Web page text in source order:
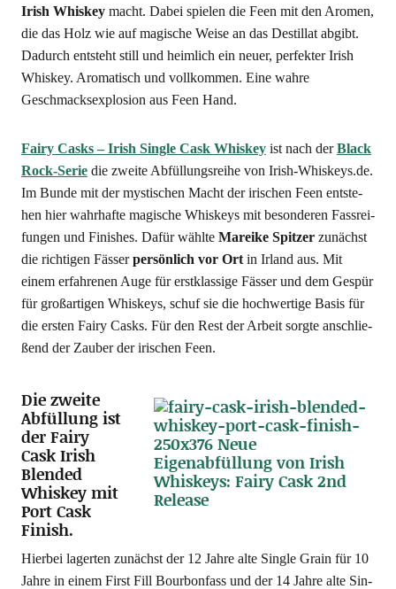
Irish Whis­keymacht. Dabei spie­len die Feen mit den Aro­men,
die das Holz wie auf magi­sche Wei­se an das Destil­lat abgibt.
Dadurch ent­steht still und heim­lich ein neu­er, per­fek­ter Irish
Whis­key. Aro­ma­tisch und voll­kom­men. Eine wah­re
Geschmacks­explo­si­on aus Feen Hand.
Fairy Casks – Irish Sin­gle Cask Whis­keyist nach derBlack
Rock-Seriedie zwei­te Abfül­lungs­rei­he von Irish-Whiskeys.de.
Im Bun­de mit der mys­ti­schen Macht der iri­schen Feen ent­ste­
hen hier wahr­haf­te magi­sche Whis­keys mit beson­de­ren Fass­rei­
fun­gen und Finis­hes. Dafür wähl­te Marei­ke Spit­zerzunächst
die rich­ti­gen Fäs­serper­sön­lich vor Ortin Irland aus. Mit
einem erfah­re­nen Auge für erst­klas­si­ge Fäs­ser und dem Gespür
für groß­ar­ti­gen Whis­keys, schuf sie die hoch­wer­ti­ge Basis für
die ers­ten Fairy Casks. Für den Rest der Arbeit sorg­te anschlie­
ßend der Zau­ber der iri­schen Feen.
Die zweite
Abfüllung ist
der Fairy
Cask Irish
Blended
Whiskey mit
Port Cask
Finish.
Hier­bei lager­ten zunächst der 12 Jah­re alte Sin­gle Grain für 10
Jah­re in einem First Fill Bour­bon­fass und der 14 Jah­re alte Sin­